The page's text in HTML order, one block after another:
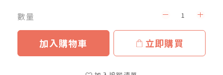
數量
加入購物車 立即購買